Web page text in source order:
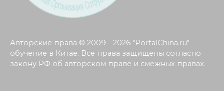
Авторские права © 2009 - 2026 "PortalChina.ru" -
обучение в Китае. Все права защищены согласно
закону РФ об авторском праве и смежных правах.